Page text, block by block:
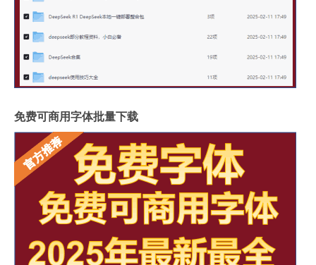
免费可商用字体批量下载